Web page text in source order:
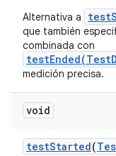
Alternativa a
que también
combinada con
medición precisa.
void
testStarted(